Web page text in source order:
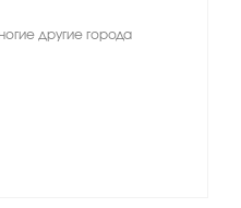
другие города